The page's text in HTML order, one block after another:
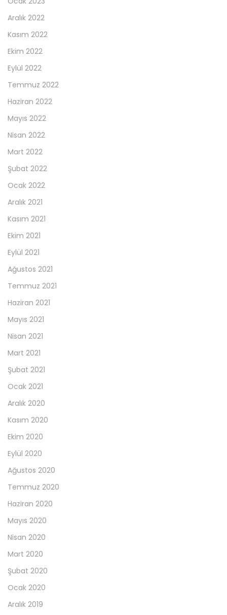
Aralık 2022
Kasım 2022
Ekim 2022
Eylül 2022
Temmuz 2022
Haziran 2022
Mayıs 2022
Nisan 2022
Mart 2022
Şubat 2022
Ocak 2022
Aralık 2021
Kasım 2021
Ekim 2021
Eylül 2021
Ağustos 2021
Temmuz 2021
Haziran 2021
Mayıs 2021
Nisan 2021
Mart 2021
Şubat 2021
Ocak 2021
Aralık 2020
Kasım 2020
Ekim 2020
Eylül 2020
Ağustos 2020
Temmuz 2020
Haziran 2020
Mayıs 2020
Nisan 2020
Mart 2020
Şubat 2020
Ocak 2020
Aralık 2019